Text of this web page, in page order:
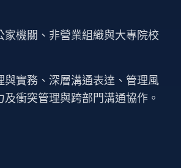
家機關、非營業組織與大專院校
與實務、深層溝通表達、管理風
及衝突管理與跨部門溝通協作。